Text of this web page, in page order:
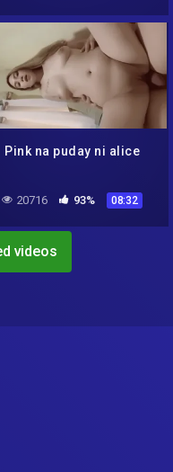
Pink na puday ni alice
20716 93% 08:32
videos